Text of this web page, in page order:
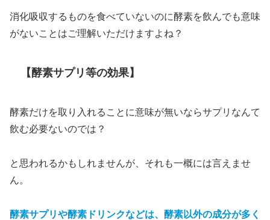
消化吸収するものを食べていないのに酵素を飲んでも意味
がないことはご理解いただけますよね？
【酵素サプリ等の効果】
酵素だけを取り入れることに意味が無いならサプリなんて
飲む必要ないのでは？
と思われるかもしれませんが、それも一概には言えませ
ん。
酵素サプリや酵素ドリンクなどは、酵素以外の成分が多く